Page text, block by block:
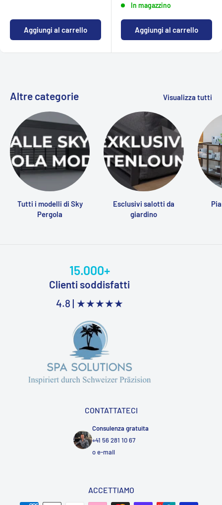
Aggiungi al carrello
In magazzino
Aggiungi al carrello
Altre categorie Visualizza tutti
Tutti i modelli di Sky
Pergola
Esclusivi salotti da
giardino
15.000+
Clienti soddisfatti
4.8 | ★★★★★
CONTATTATECI
Consulenza gratuita
+41 56 281 10 67
oe-mail
ACCETTIAMO